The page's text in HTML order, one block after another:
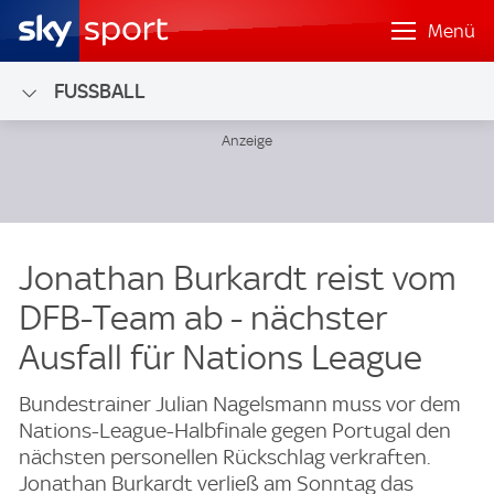
Menü
FUSSBALL
Jonathan Burkardt reist vom
DFB-Team ab - nächster
Ausfall für Nations League
Bundestrainer Julian Nagelsmann muss vor dem
Nations-League-Halbfinale gegen Portugal den
nächsten personellen Rückschlag verkraften.
Jonathan Burkardt verließ am Sonntag das